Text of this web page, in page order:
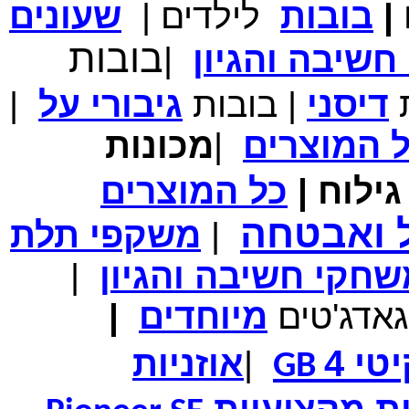
₪339.00 המחיר שלך
משלוח חינם
במבצע תיק לנשיאת מחשב נייד 10.1 אינץ' בצבע ורוד בעל
עיטור פרחוני
₪150.00 מחיר שוק
₪99.00 המחיר שלך
₪104.00 המחיר כולל משלוח :
נרתיק עור יוקרתי עבור אייפוד וידאו 60GB\80GB \שחור
| בובות לילדים |
שעונים
והגיון
|בובות
דיסני | בובות גיבורי על
|
המוצרים |מכונות
| כל המוצרים
ואבטחה | משקפי תלת
חשיבה והגיון
|
גאדג'טים מיוחדים |
4
GB
|אוזניות